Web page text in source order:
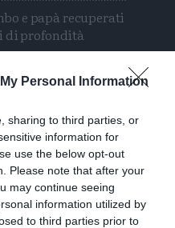
Personal Information
sharing to third parties, or
information for
use the below opt-out
Please note that after your
may continue seeing
information utilized by
to third parties prior to
e papà recuperati
di profondità
delle temperature
i temporali
perde la vita un
aveva 13 anni, in
un formaggio